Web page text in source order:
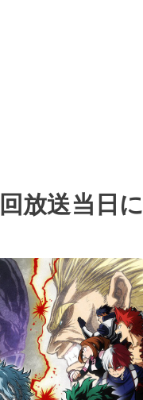
放送当日に